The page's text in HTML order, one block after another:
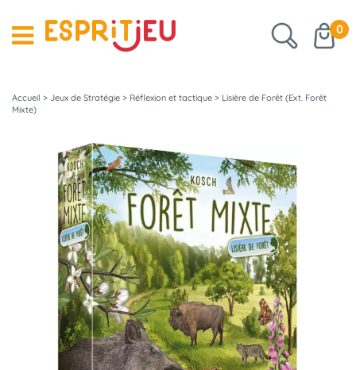
0
Accueil > Jeux de Stratégie > Réflexion et tactique > Lisière de Forêt (Ext. Forêt
Mixte)